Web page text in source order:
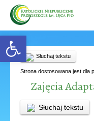
Open toolbar
Słuchaj tekstu
Strona dostosowana jest dla
Zajęcia
Słuchaj tekstu